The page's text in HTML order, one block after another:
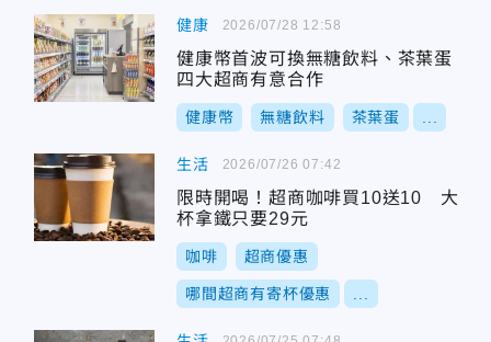
健康
健康幣首波可換無糖飲料、茶葉蛋
四大超商有意合作
健康幣 無糖飲料 茶葉蛋
2026/07/28 12:58
生活
限時開喝！超商咖啡買10送10 大
杯拿鐵只要29元
咖啡 超商優惠
哪間超商有寄杯優惠
2026/07/26 07:42